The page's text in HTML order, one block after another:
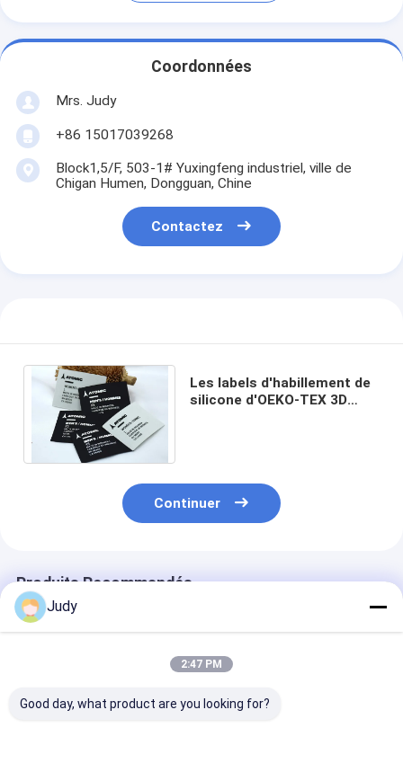
Coordonnées
Mrs. Judy
+86 15017039268
Block1,5/F, 503-1# Yuxingfeng industriel, ville de
Chigan Humen, Dongguan, Chine
Contactez
Les labels d'habillement de
silicone d'OEKO-TEX 3D
Continuer
Produits Recommandés
Judy
2:47 PM
Good day, what product are you looking for?